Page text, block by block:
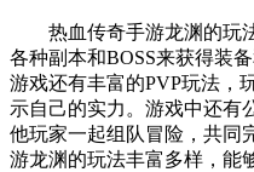
热血传奇手游龙渊的玩法
各种副本和BOSS来获得装
游戏还有丰富的PVP玩法，
示自己的实力。游戏中还有
他玩家一起组队冒险，共同
游龙渊的玩法丰富多样，能